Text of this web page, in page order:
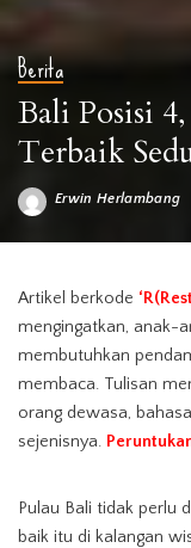
Berita
Bali Posisi
Terbaik
Posted
Erwin Herlambang
Artikel berkode
mengingatkan, anak-
membutuhkan
membaca. Tulisan
orang dewasa,
sejenisnya.
Pulau Bali tidak perlu
baik itu di kalangan